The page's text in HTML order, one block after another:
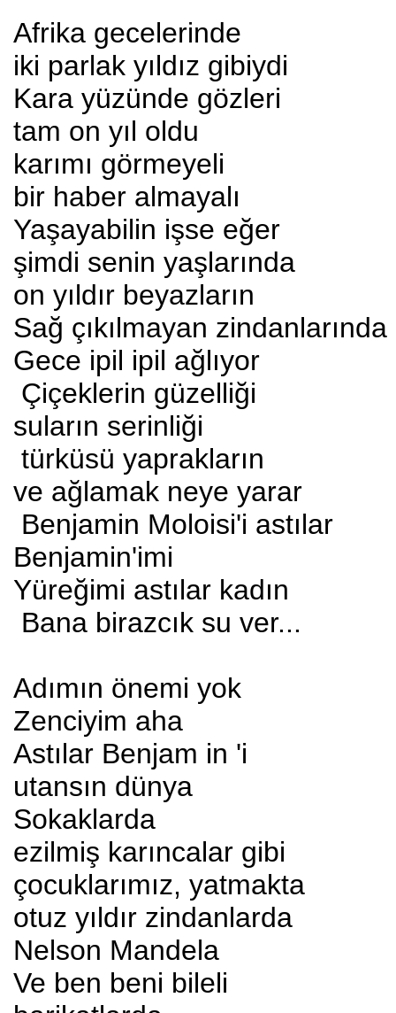
Afrika gecelerinde
iki parlak yıldız gibiydi
Kara yüzünde gözleri
tam on yıl oldu
karımı görmeyeli
bir haber almayalı
Yaşayabilin işse eğer
şimdi senin yaşlarında
on yıldır beyazların
Sağ çıkılmayan zindanlarında
Gece ipil ipil ağlıyor
Çiçeklerin güzelliği
suların serinliği
türküsü yaprakların
ve ağlamak neye yarar
Benjamin Moloisi'i astılar
Benjamin'imi
Yüreğimi astılar kadın
Bana birazcık su ver...
Adımın önemi yok
Zenciyim aha
Astılar Benjam in 'i
utansın dünya
Sokaklarda
ezilmiş karıncalar gibi
çocuklarımız, yatmakta
otuz yıldır zindanlarda
Nelson Mandela
Ve ben beni bileli